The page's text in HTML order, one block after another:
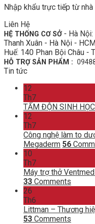
Nhập khẩu trực tiếp từ
Liên Hệ
HỆ THỐNG CƠ SỞ - Hà
Thanh Xuân - Hà Nội -
Huế: 140 Phan Bội Châu -
HỖ TRỢ SẢN PHẨM :
Tin tức
12
Th7
TẤM ĐỘN SINH
12
Th7
Công nghệ làm to
Megaderm 56
10
Th7
Máy trợ thở
33 Comments
26
Th6
Littman – Thương
53 Comments